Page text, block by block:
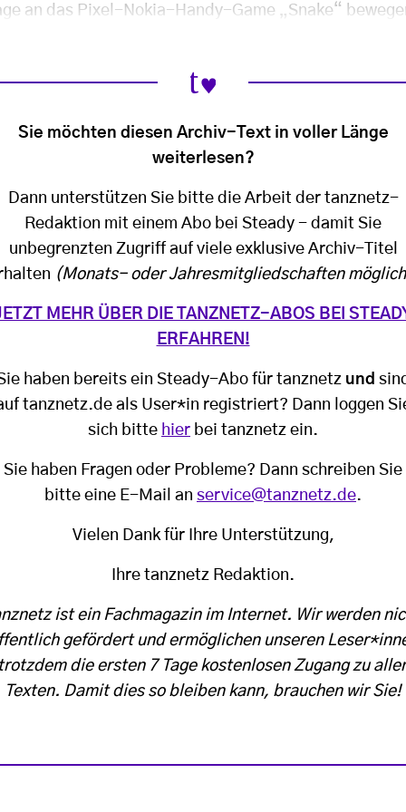
an das Pixel-Nokia-Handy-Game „Snake“
Sie möchten diesen Archiv-Text in voller Länge
weiterlesen?
Dann unterstützen Sie bitte die Arbeit der tanznetz-
Redaktion mit einem Abo bei Steady - damit Sie
unbegrenzten Zugriff auf viele exklusive Archiv-Titel
(Monats- oder Jahresmitgliedschaften
MEHR ÜBER DIE TANZNETZ-ABOS BEI
ERFAHREN!
haben bereits ein Steady-Abo für tanznetz und
tanznetz.de als User*in registriert? Dann loggen
sich bitte hier bei tanznetz ein.
Sie haben Fragen oder Probleme? Dann schreiben Sie
bitte eine E-Mail an service@tanznetz.de.
Vielen Dank für Ihre Unterstützung,
Ihre tanznetz Redaktion.
ist ein Fachmagazin im Internet. Wir werden
gefördert und ermöglichen unseren
die ersten 7 Tage kostenlosen Zugang zu
Texten. Damit dies so bleiben kann, brauchen wir Sie!